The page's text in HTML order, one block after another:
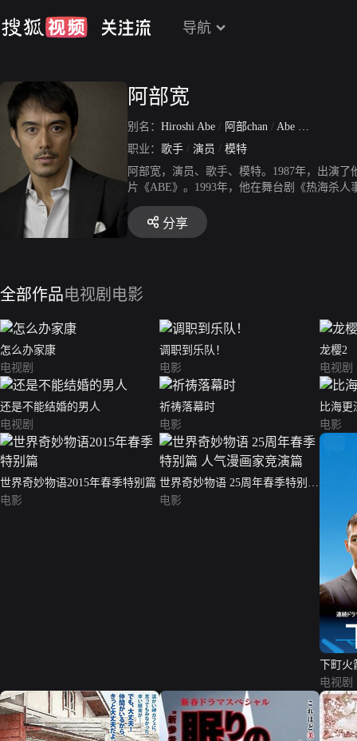
导航
阿部宽
别名： Hiroshi Abe / 阿部chan / Abe Hiroshi
职业： 歌手 / 演员 / 模特
阿部宽，演员、歌手、模特。1987年，出演
片《ABE》。1993年，他在舞台剧《热海杀
手枪》、《记忆角落》、《不能结婚的男人
分享
全部作品电视剧 电影
怎么办家康
电视剧
调职到乐队！
电影
龙樱2
电视剧
还是不能结婚的男人
电视剧
祈祷落幕时
电影
比海更
电影
世界奇妙物语2015年春季特别篇
电影
世界奇妙物语 25周年春季特别篇
人气漫画家竞演篇
电影
下町火
电视剧